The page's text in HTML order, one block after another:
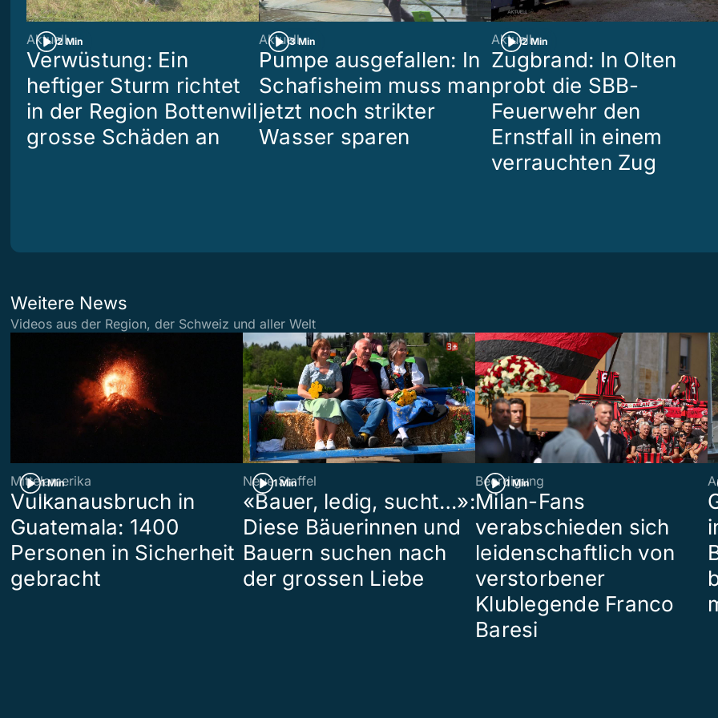
2 Min
Aktuell
Verwüstung: Ein
heftiger Sturm richtet
in der Region Bottenwil
grosse Schäden an
3 Min
Aktuell
Pumpe ausgefallen: In
Schafisheim muss man
jetzt noch strikter
Wasser sparen
2 Min
Aktuell
Zugbrand: In Olten
probt die SBB-
Feuerwehr den
Ernstfall in einem
verrauchten Zug
Weitere News
Videos aus der Region, der Schweiz und aller Welt
1 Min
Mittelamerika
Vulkanausbruch in
Guatemala: 1400
Personen in Sicherheit
gebracht
1 Min
Neue Staffel
«Bauer, ledig, sucht…»:
Diese Bäuerinnen und
Bauern suchen nach
der grossen Liebe
1 Min
Beerdigung
Milan-Fans
verabschieden sich
leidenschaftlich von
verstorbener
Klublegende Franco
Baresi